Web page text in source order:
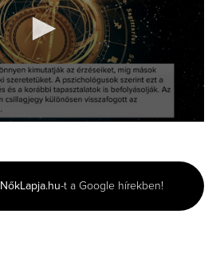
NőkLapja.hu-t a Google hírekben!